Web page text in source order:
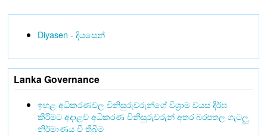
Diyasen - දියසෙන්
Lanka Governance
ඉහළ අධිකරණවල විනිසුරුවරුන්ගේ විශ්‍රාම වයස දීර්ඝ
කිරීමට අදාළව අධිකරණ විනිසුරුවරුන් අතර බරපතල ගැටලු
නිර්මාණය වී තිබීම